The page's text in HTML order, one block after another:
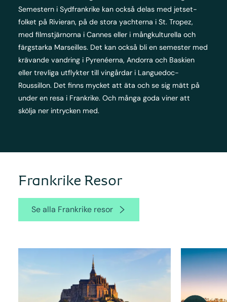
Semestern i Sydfrankrike kan också delas med jetset-
folket på Rivieran, på de stora yachterna i St. Tropez,
med filmstjärnorna i Cannes eller i mångkulturella och
färgstarka Marseilles. Det kan också bli en semester med
krävande vandring i Pyrenéerna, Andorra och Baskien
eller trevliga utflykter till vingårdar i Languedoc-
Roussillon. Det finns mycket att äta och se sig mätt på
under en resa i Frankrike. Och många goda viner att
skölja ner intrycken med.
Frankrike Resor
Se alla Frankrike resor